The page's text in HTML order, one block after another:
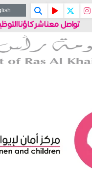
تواصل معناشركاؤنا